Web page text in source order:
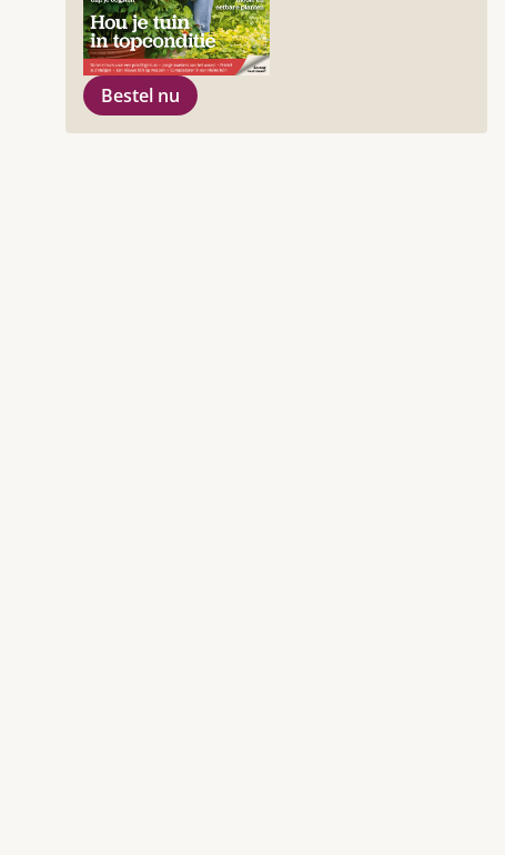
Bestel nu